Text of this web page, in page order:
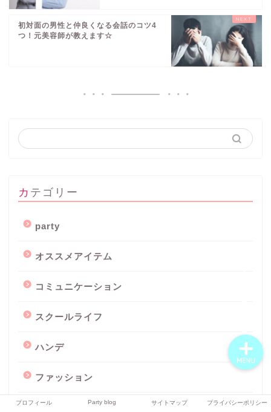
初対面の男性と仲良くなる会話のコツ4
つ！元美容師が教えます☆
カテゴリー
party
オススメアイテム
コミュニケーション
スクールライフ
ハンデ
ファッション
印象
プロフィール Party blog サイトマップ プライバシーポリシー
MENU
プライバシーポリシー